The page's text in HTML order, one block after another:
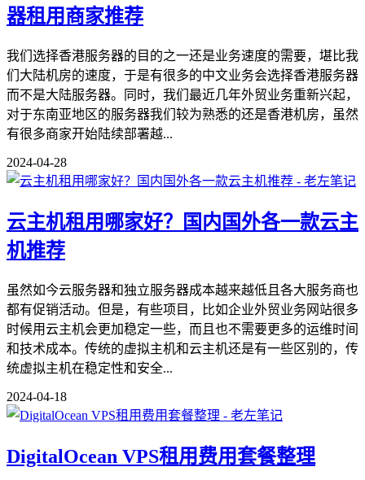
器租用商家推荐
我们选择香港服务器的目的之一还是业务速度的需要，堪比我
们大陆机房的速度，于是有很多的中文业务会选择香港服务器
而不是大陆服务器。同时，我们最近几年外贸业务重新兴起，
对于东南亚地区的服务器我们较为熟悉的还是香港机房，虽然
有很多商家开始陆续部署越...
2024-04-28
云主机租用哪家好？国内国外各一款云主
机推荐
虽然如今云服务器和独立服务器成本越来越低且各大服务商也
都有促销活动。但是，有些项目，比如企业外贸业务网站很多
时候用云主机会更加稳定一些，而且也不需要更多的运维时间
和技术成本。传统的虚拟主机和云主机还是有一些区别的，传
统虚拟主机在稳定性和安全...
2024-04-18
DigitalOcean VPS租用费用套餐整理